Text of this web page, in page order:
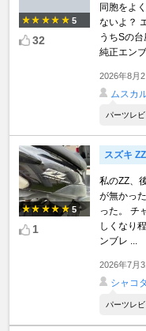
5
32
同胞をよ
ないよ？
うちSの
純正エンブ
2026年8月2
ムスカ
パーツレ
5
1
スズキ
私のZZ、
が無かっ
った。 チ
しくなり
ンブレ ...
2026年7月
シャコ
パーツレ